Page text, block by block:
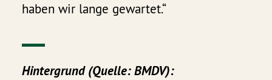
haben wir lange gewartet.“
Hintergrund (Quelle: BMDV):